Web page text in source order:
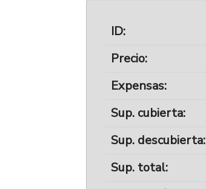
ID:
Precio:
Expensas:
Sup. cubierta:
Sup. descubierta:
Sup. total: